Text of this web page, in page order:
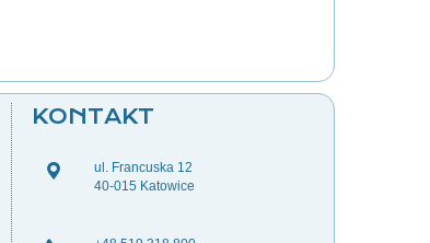
KONTAKT
ul. Francuska 12
40-015 Katowice